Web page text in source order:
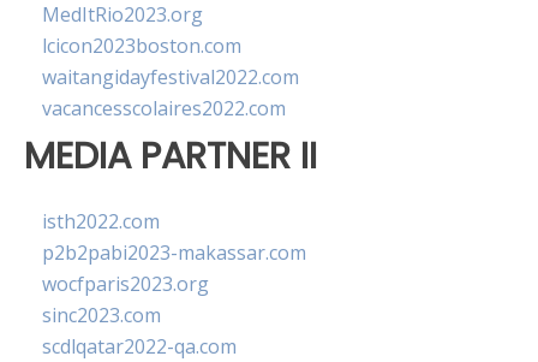
MedItRio2023.org
lcicon2023boston.com
waitangidayfestival2022.com
vacancesscolaires2022.com
MEDIA PARTNER II
isth2022.com
p2b2pabi2023-makassar.com
wocfparis2023.org
sinc2023.com
scdlqatar2022-qa.com